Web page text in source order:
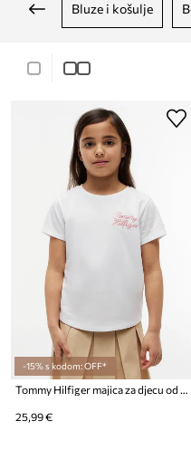
bluze i košulje
-15% s kodom: OFF*
Tommy Hilfiger majica za djecu od pamuka
25,99 €